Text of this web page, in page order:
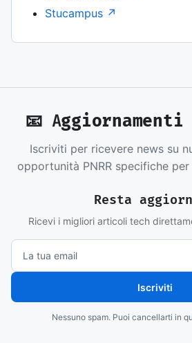
Stucampus ↗
📧
Iscriviti per ricevere news su
opportunità PNRR specifiche
Resta
Ricevi i migliori articoli tech
Iscriviti
Nessuno spam. Puoi cancellarti in